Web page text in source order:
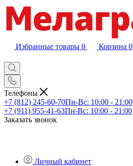
Избранные товары 0 Корзина 0
Телефоны
+7 (812) 245-60-70Пн-Вс: 10:00 - 21:00
+7 (911) 955-41-63Пн-Вс: 10:00 - 21:00
Заказать звонок
Личный кабинет